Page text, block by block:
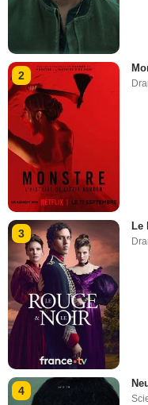
2
3
Le
4